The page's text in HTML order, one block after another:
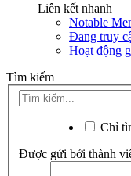
Liên kết nhanh
Notable
Đang truy
Hoạt động
Tìm kiếm
Chỉ
Được gửi bởi thành